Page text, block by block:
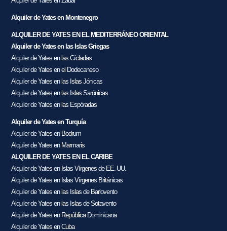
Alquiler de Yates en Montenegro
ALQUILER DE YATES EN EL MEDITERRÁNEO ORIENTAL
Alquiler de Yates en las Islas Griegas
Alquiler de Yates en las Cícladas
Alquiler de Yates en el Dodecaneso
Alquiler de Yates en las Islas Jónicas
Alquiler de Yates en las Islas Sarónicas
Alquiler de Yates en las Espóradas
Alquiler de Yates en Turquía
Alquiler de Yates en Bodrum
Alquiler de Yates en Marmaris
ALQUILER DE YATES EN EL CARIBE
Alquiler de Yates en Islas Vírgenes de EE. UU.
Alquiler de Yates en Islas Vírgenes Británicas
Alquiler de Yates en las Islas de Barlovento
Alquiler de Yates en las Islas de Sotavento
Alquiler de Yates en República Dominicana
Alquiler de Yates en Cuba